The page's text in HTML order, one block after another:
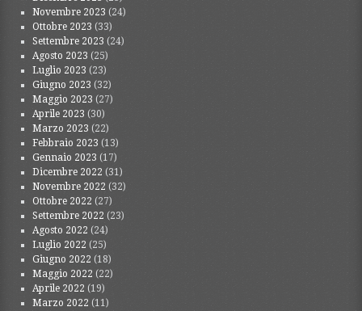
Novembre 2023 (24)
Ottobre 2023 (33)
Settembre 2023 (24)
Agosto 2023 (25)
Luglio 2023 (23)
Giugno 2023 (32)
Maggio 2023 (27)
Aprile 2023 (30)
Marzo 2023 (22)
Febbraio 2023 (13)
Gennaio 2023 (17)
Dicembre 2022 (31)
Novembre 2022 (32)
Ottobre 2022 (27)
Settembre 2022 (23)
Agosto 2022 (24)
Luglio 2022 (25)
Giugno 2022 (18)
Maggio 2022 (22)
Aprile 2022 (19)
Marzo 2022 (11)